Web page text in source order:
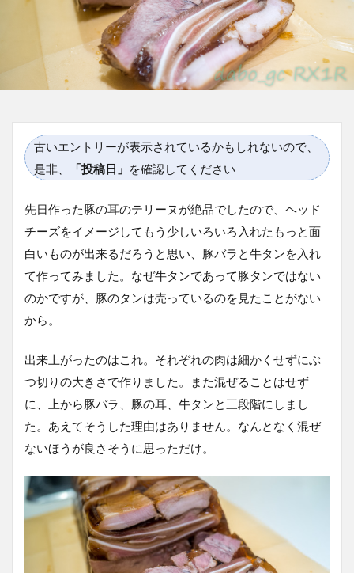
古いエントリーが表示されているかもしれないので、
是非、
「投稿日」 を確認してください
先日作った豚の耳のテリーヌが絶品でしたので、ヘッド
チーズをイメージしてもう少しいろいろ入れたもっと面
白いものが出来るだろうと思い、豚バラと牛タンを入れ
て作ってみました。なぜ牛タンであって豚タンではない
のかですが、豚のタンは売っているのを見たことがない
から。
出来上がったのはこれ。それぞれの肉は細かくせずにぶ
つ切りの大きさで作りました。また混ぜることはせず
に、上から豚バラ、豚の耳、牛タンと三段階にしまし
た。あえてそうした理由はありません。なんとなく混ぜ
ないほうが良さそうに思っただけ。